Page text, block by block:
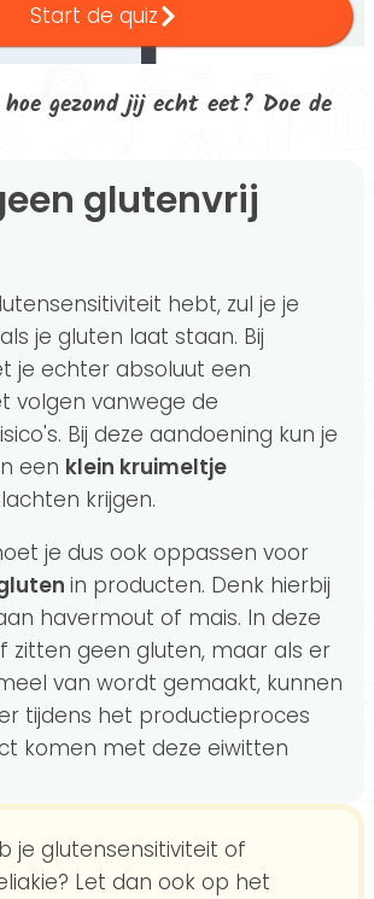
hoe gezond jij echt eet? Doe de
Start de quiz
hebt, zul je je
je gluten laat staan. Bij
je echter absoluut een
volgen vanwege de
Bij deze aandoening kun je
een klein kruimeltje
krijgen.
je dus ook oppassen voor
in producten. Denk hierbij
havermout of mais. In deze
zitten geen gluten, maar als er
van wordt gemaakt, kunnen
tijdens het productieproces
komen met deze eiwitten
je glutensensitiviteit of
Let dan ook op het